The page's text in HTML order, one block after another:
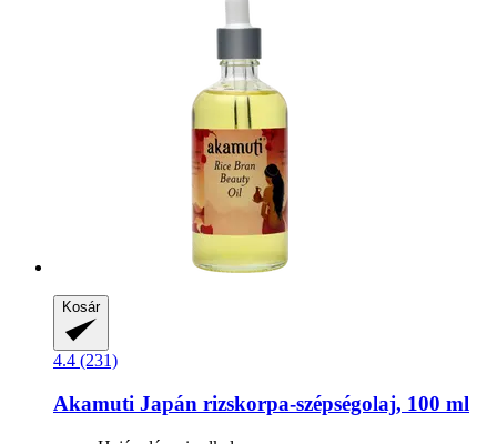
Kosár
4.4 (231)
Akamuti Japán rizskorpa-​szépségolaj, 100 ml